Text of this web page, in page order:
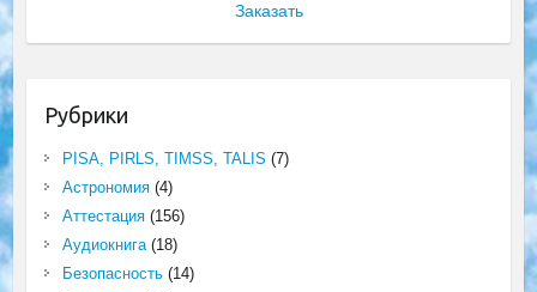
Заказать
Рубрики
PISA, PIRLS, TIMSS, TALIS (7)
Астрономия(4)
Аттестация(156)
Аудиокнига(18)
Безопасность(14)